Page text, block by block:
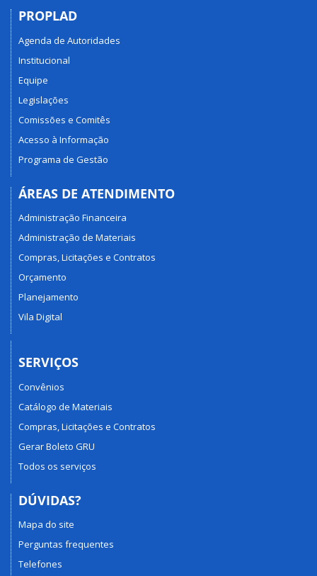
PROPLAD
Agenda de Autoridades
Institucional
Equipe
Legislações
Comissões e Comitês
Acesso à Informação
Programa de Gestão
ÁREAS DE ATENDIMENTO
Administração Financeira
Administração de Materiais
Compras, Licitações e Contratos
Orçamento
Planejamento
Vila Digital
SERVIÇOS
Convênios
Catálogo de Materiais
Compras, Licitações e Contratos
Gerar Boleto GRU
Todos os serviços
DÚVIDAS?
Mapa do site
Perguntas frequentes
Telefones